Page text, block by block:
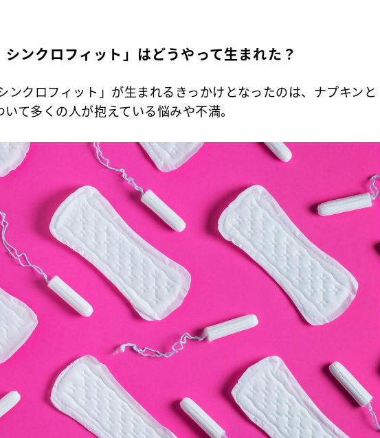
シンクロフィット」はどうやって生まれた？
ンクロフィット」が生まれるきっかけとなったのは、ナプキンと
て多くの人が抱えている悩みや不満。